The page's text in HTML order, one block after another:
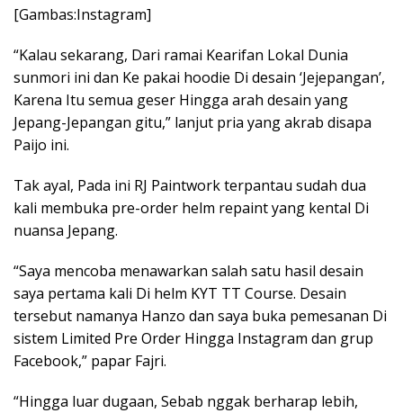
[Gambas:Instagram]
“Kalau sekarang, Dari ramai Kearifan Lokal Dunia
sunmori ini dan Ke pakai hoodie Di desain ‘Jejepangan’,
Karena Itu semua geser Hingga arah desain yang
Jepang-Jepangan gitu,” lanjut pria yang akrab disapa
Paijo ini.
Tak ayal, Pada ini RJ Paintwork terpantau sudah dua
kali membuka pre-order helm repaint yang kental Di
nuansa Jepang.
“Saya mencoba menawarkan salah satu hasil desain
saya pertama kali Di helm KYT TT Course. Desain
tersebut namanya Hanzo dan saya buka pemesanan Di
sistem Limited Pre Order Hingga Instagram dan grup
Facebook,” papar Fajri.
“Hingga luar dugaan, Sebab nggak berharap lebih,